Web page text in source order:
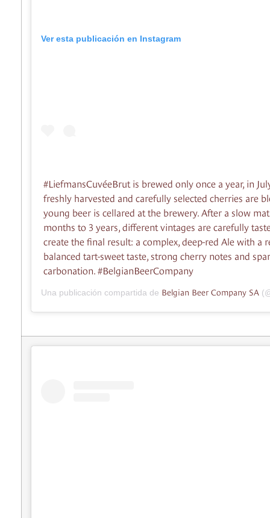
Ver esta publicación en Instagram
#LiefmansCuvéeBrut is brewed only once a year, in
freshly harvested and carefully selected cherries are
young beer is cellared at the brewery. After a slow
months to 3 years, different vintages are carefully
create the final result: a complex, deep-red Ale with a
balanced tart-sweet taste, strong cherry notes and
carbonation. #BelgianBeerCompany
Una publicación compartida de Belgian Beer Company SA